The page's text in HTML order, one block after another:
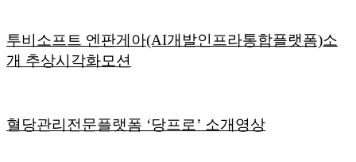
투비소프트 엔판게아(AI개발인프라통합플랫폼)소
개 추상시각화모션
혈당관리전문플랫폼 ‘당프로’ 소개영상